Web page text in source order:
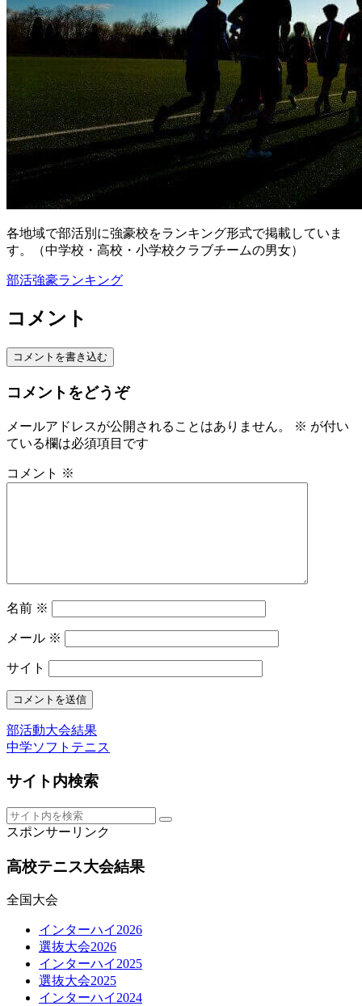
各地域で部活別に強豪校をランキング形式で掲載していま
す。（中学校・高校・小学校クラブチームの男女）
部活強豪ランキング
コメント
コメントを書き込む
コメントをどうぞ
メールアドレスが公開されることはありません。 ※ が付い
ている欄は必須項目です
コメント ※
名前 ※
メール ※
サイト
部活動大会結果
中学ソフトテニス
サイト内検索
スポンサーリンク
高校テニス大会結果
全国大会
インターハイ2026
選抜大会2026
インターハイ2025
選抜大会2025
インターハイ2024